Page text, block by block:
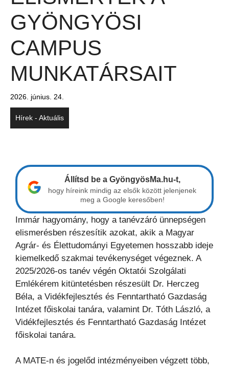
GYÖNGYÖSI
CAMPUS
MUNKATÁRSAIT
2026. június. 24.
Hírek - Aktuális
Állítsd be a GyöngyösMa.hu-t,
hogy híreink mindig az elsők között jelenjenek
meg a Google keresőben!
Immár hagyomány, hogy a tanévzáró ünnepségen
elismerésben részesítik azokat, akik a Magyar
Agrár- és Élettudományi Egyetemen hosszabb ideje
kiemelkedő szakmai tevékenységet végeznek. A
2025/2026-os tanév végén Oktatói Szolgálati
Emlékérem kitüntetésben részesült Dr. Herczeg
Béla, a Vidékfejlesztés és Fenntartható Gazdaság
Intézet főiskolai tanára, valamint Dr. Tóth László, a
Vidékfejlesztés és Fenntartható Gazdaság Intézet
főiskolai tanára.
A MATE-n és jogelőd intézményeiben végzett több,